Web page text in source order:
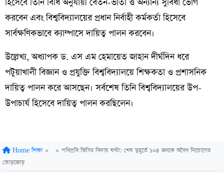
করবেন এবং বিশ্ববিদ্যালয়ের প্রধান নির্বাহী কর্মকর্তা হিসেবে
সার্বক্ষণিকভাবে ক্যাম্পাসে দায়িত্ব পালন করবেন।
উল্লেখ্য, অধ্যাপক ড. এস এম হেমায়েত জাহান দীর্ঘদিন ধরে
পটুয়াখালী বিজ্ঞান ও প্রযুক্তি বিশ্ববিদ্যালয়ে শিক্ষকতা ও প্রশাসনিক
দায়িত্ব পালন করে আসছেন। সর্বশেষ তিনি বিশ্ববিদ্যালয়ের উপ-
উপাচার্য হিসেবে দায়িত্ব পালন করছিলেন।
Home শিক্ষা » » পবিপ্রবি ভিসির বিদায় ঘণ্টা: শেষ মুহূর্তে ১০৪ জনকে অবৈধ নিয়োগের
তোড়জোড়